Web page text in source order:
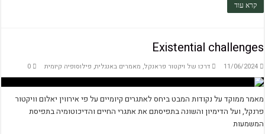
קרא עוד
Existential challenges
11/06/2024 דרכו של ויקטור פראנקל, מאמרים באנגלית, פילוסופיה קיומית 0
מאמר ממוקד על נקודות המבט ביחס לאתגרים קיומיים על פי אירווין יאלום וויקטור
פרנקל, ועל הדימיון והשונה בתפיסתם את אתגרי החיים והדיכוטומיה בתפיסת
המשמעות